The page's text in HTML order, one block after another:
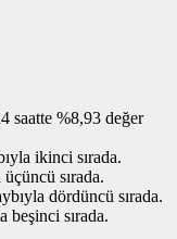
saatte %8,93 değer
ikinci sırada.
sırada.
dördüncü sırada.
beşinci sırada.